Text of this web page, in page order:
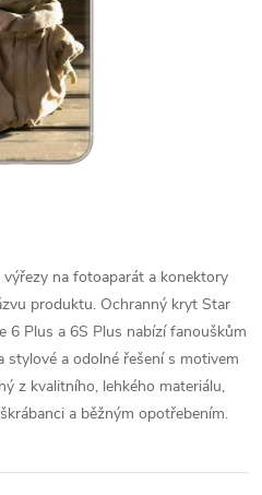
na fotoaparát a konektory
produktu. Ochranný kryt Star
6 Plus a 6S Plus nabízí fanouškům
stylové a odolné řešení s motivem
z kvalitního, lehkého materiálu,
a běžným opotřebením.